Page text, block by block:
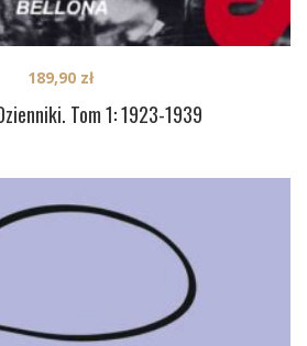
Tom 1: 1923-1939
189,90 zł